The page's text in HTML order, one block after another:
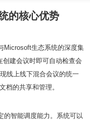
的核心优势
Microsoft生态系统的深度集
建会议时即可自动检查会
线上线下混合会议的统一
档的共享和管理。
的智能调度能力。系统可以